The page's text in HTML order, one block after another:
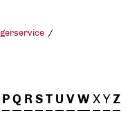
PQ RST U VWXYZ